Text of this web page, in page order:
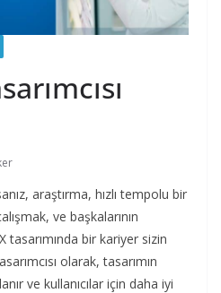
araştırma, hızlı tempolu bir
ve başkalarının
tasarımında bir kariyer sizin
olarak, tasarımın
ve kullanıcılar için daha iyi